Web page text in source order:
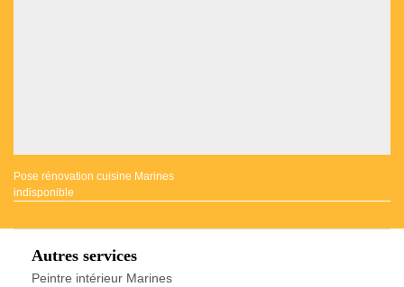
Pose rénovation cuisine Marines
indisponible
Autres services
Peintre intérieur Marines